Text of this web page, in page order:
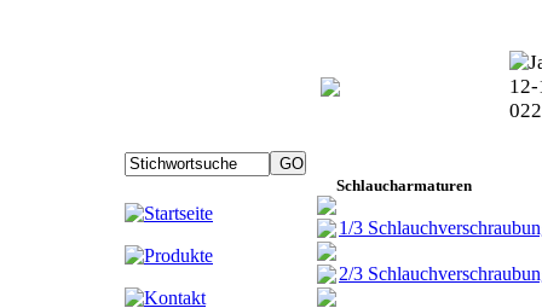
Schlaucharmaturen
1/3
2/3